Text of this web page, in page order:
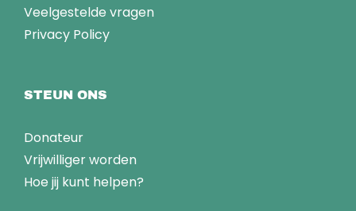
Veelgestelde vragen
Privacy Policy
STEUN ONS
Donateur
Vrijwilliger worden
Hoe jij kunt helpen?